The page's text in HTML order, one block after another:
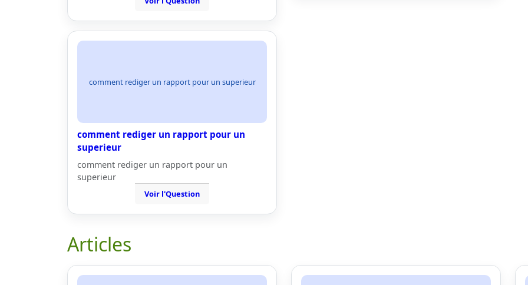
comment rediger un rapport pour un superieur
comment rediger un rapport pour un
superieur
comment rediger un rapport pour un
superieur
Voir l'Question
Articles